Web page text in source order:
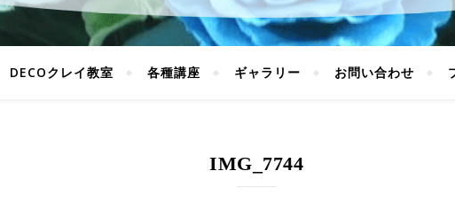
DECOクレイ教室 各種講座 ギャラリー お問い合わせ
IMG_7744